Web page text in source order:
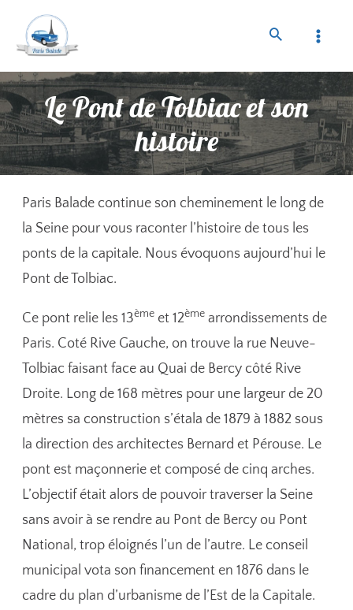
Le Pont de Tolbiac et son
histoire
Paris Balade continue son cheminement le long de
la Seine pour vous raconter l’histoire de tous les
ponts de la capitale. Nous évoquons aujourd’hui le
Pont de Tolbiac.
Ce pont relie les 13ème et 12ème arrondissements de
Paris. Coté Rive Gauche, on trouve la rue Neuve-
Tolbiac faisant face au Quai de Bercy côté Rive
Droite. Long de 168 mètres pour une largeur de 20
mètres sa construction s’étala de 1879 à 1882 sous
la direction des architectes Bernard et Pérouse. Le
pont est maçonnerie et composé de cinq arches.
L’objectif était alors de pouvoir traverser la Seine
sans avoir à se rendre au Pont de Bercy ou Pont
National, trop éloignés l’un de l’autre. Le conseil
municipal vota son financement en 1876 dans le
cadre du plan d’urbanisme de l’Est de la Capitale.